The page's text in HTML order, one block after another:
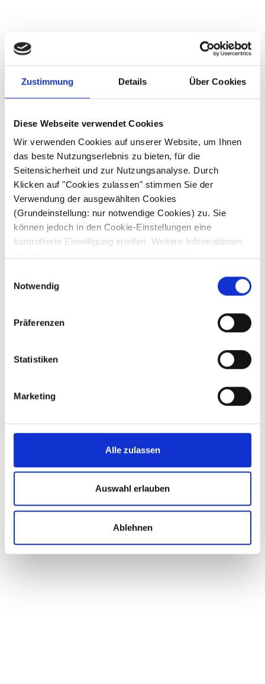
Zustimmung Details Über Cookies
Diese Webseite verwendet Cookies
Wir verwenden Cookies auf unserer Website, um Ihnen
das beste Nutzungserlebnis zu bieten, für die
Seitensicherheit und zur Nutzungsanalyse. Durch
Klicken auf "Cookies zulassen" stimmen Sie der
Verwendung der ausgewählten Cookies
(Grundeinstellung: nur notwendige Cookies) zu. Sie
können jedoch in den Cookie-Einstellungen eine
kontrollierte Einwilligung erteilen. Weitere Informationen
Notwendig
Präferenzen
Statistiken
Marketing
Alle zulassen
Auswahl erlauben
Ablehnen
MAURIS RUTRUM
Sed vel lectus convallis, finibus odio et, rhoncus odio.
In dictum nulla pharetra tristique elementum. Proin
tincidunt elit at ex maximus, et aliquam enim mollis.
Phasellus venenatis viverra vestibulum. Donec quis
dignissim orci. Aliquam a sem imperdiet, molestie